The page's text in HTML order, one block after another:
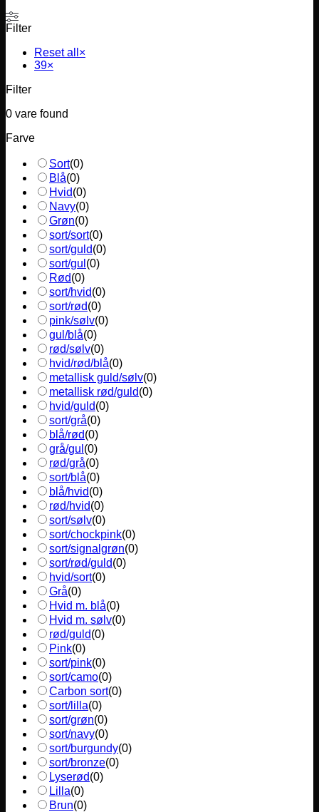
Filter
Reset all ×
39×
Filter
0 vare found
Farve
Sort(0)
Blå(0)
Hvid(0)
Navy(0)
Grøn(0)
sort/sort(0)
sort/guld(0)
sort/gul (0)
Rød(0)
sort/hvid(0)
sort/rød(0)
pink/sølv(0)
gul/blå(0)
rød/sølv(0)
hvid/rød/blå(0)
metallisk guld/sølv(0)
metallisk rød/guld(0)
hvid/guld(0)
sort/grå(0)
blå/rød(0)
grå/gul (0)
rød/grå(0)
sort/blå(0)
blå/hvid(0)
rød/hvid(0)
sort/sølv(0)
sort/chockpink(0)
sort/signalgrøn(0)
sort/rød/guld(0)
hvid/sort(0)
Grå(0)
Hvid m. blå(0)
Hvid m. sølv(0)
rød/guld(0)
Pink(0)
sort/pink(0)
sort/camo(0)
Carbon sort(0)
sort/lilla(0)
sort/grøn(0)
sort/navy(0)
sort/burgundy(0)
sort/bronze(0)
Lyserød(0)
Lilla(0)
Brun(0)